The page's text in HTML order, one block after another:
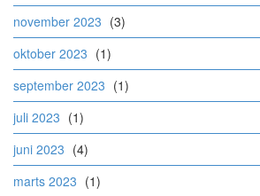
november 2023 (3)
oktober 2023 (1)
september 2023 (1)
juli 2023 (1)
juni 2023 (4)
marts 2023 (1)